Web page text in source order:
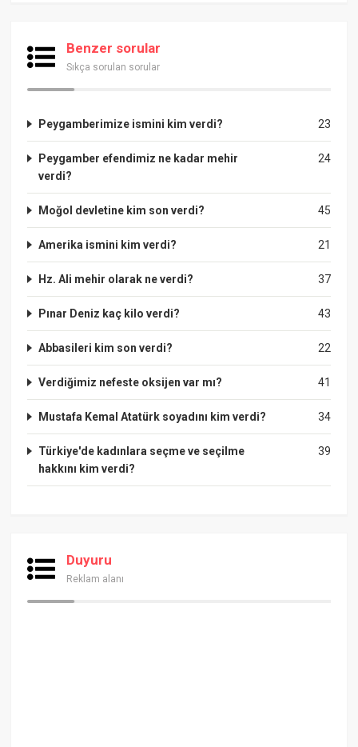
Benzer sorular
Sıkça sorulan sorular
23
Peygamberimize ismini kim verdi?
24
Peygamber efendimiz ne kadar mehir
verdi?
45
Moğol devletine kim son verdi?
21
Amerika ismini kim verdi?
37
Hz. Ali mehir olarak ne verdi?
43
Pınar Deniz kaç kilo verdi?
22
Abbasileri kim son verdi?
41
Verdiğimiz nefeste oksijen var mı?
34
Mustafa Kemal Atatürk soyadını kim verdi?
39
Türkiye'de kadınlara seçme ve seçilme
hakkını kim verdi?
Duyuru
Reklam alanı